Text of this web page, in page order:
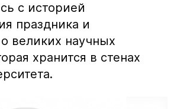
с историей
праздника и
великих научных
хранится в стенах